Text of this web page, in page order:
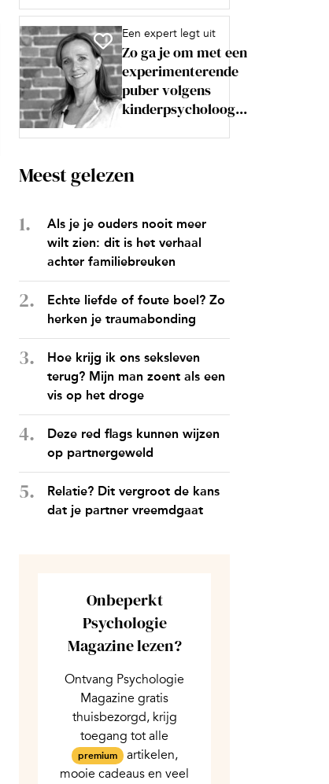
Een expert legt uit
Zo ga je om met een
experimenterende
puber volgens
kinderpsycholoog...
Meest gelezen
Als je je ouders nooit meer
wilt zien: dit is het verhaal
achter familiebreuken
Echte liefde of foute boel? Zo
herken je traumabonding
Hoe krijg ik ons seksleven
terug? Mijn man zoent als een
vis op het droge
Deze red flags kunnen wijzen
op partnergeweld
Relatie? Dit vergroot de kans
dat je partner vreemdgaat
Onbeperkt
Psychologie
Magazine lezen?
Ontvang Psychologie
Magazine gratis
thuisbezorgd, krijg
toegang tot alle
premium artikelen,
mooie cadeaus en veel